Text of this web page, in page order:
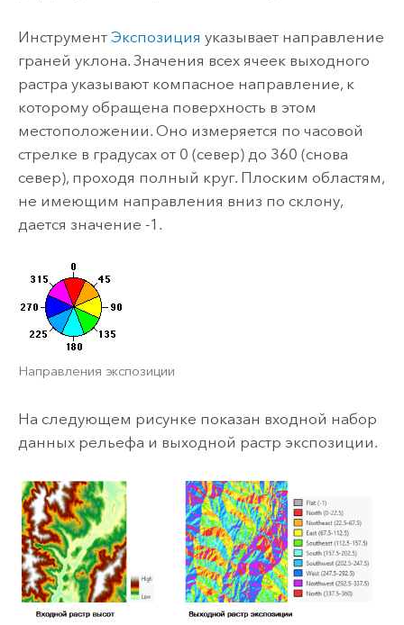
Инструмент Экспозиция указывает направление
граней уклона. Значения всех ячеек выходного
растра указывают компасное направление, к
которому обращена поверхность в этом
местоположении. Оно измеряется по часовой
стрелке в градусах от 0 (север) до 360 (снова
север), проходя полный круг. Плоским областям,
не имеющим направления вниз по склону,
дается значение -1.
Направления экспозиции
На следующем рисунке показан входной набор
данных рельефа и выходной растр экспозиции.